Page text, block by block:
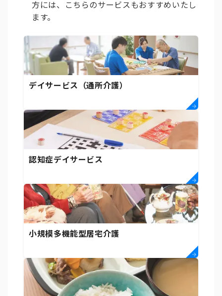
方には、こちらのサービスもおすすめいたし
ます。
デイサービス（通所介護）
認知症デイサービス
小規模多機能型居宅介護